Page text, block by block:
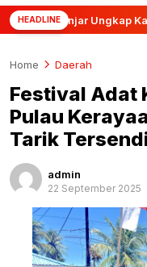
HEADLINEUngkap Kasus
Home Daerah
Festival Adat
Pulau
Tarik
admin
22 September 2025